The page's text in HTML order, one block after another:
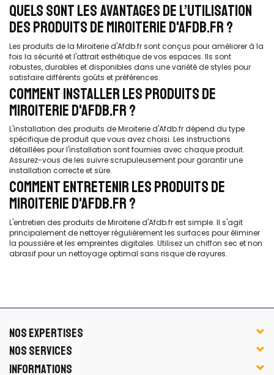
QUELS SONT LES AVANTAGES DE L’UTILISATION
DES PRODUITS DE MIROITERIE D'AFDB.FR ?
Les produits de la Miroiterie d'Afdb.fr sont conçus pour améliorer à la
fois la sécurité et l'attrait esthétique de vos espaces. Ils sont
robustes, durables et disponibles dans une variété de styles pour
satisfaire différents goûts et préférences.
COMMENT INSTALLER LES PRODUITS DE
MIROITERIE D'AFDB.FR ?
L'installation des produits de Miroiterie d'Afdb.fr dépend du type
spécifique de produit que vous avez choisi. Les instructions
détaillées pour l'installation sont fournies avec chaque produit.
Assurez-vous de les suivre scrupuleusement pour garantir une
installation correcte et sûre.
COMMENT ENTRETENIR LES PRODUITS DE
MIROITERIE D'AFDB.FR ?
L'entretien des produits de Miroiterie d'Afdb.fr est simple. Il s'agit
principalement de nettoyer régulièrement les surfaces pour éliminer
la poussière et les empreintes digitales. Utilisez un chiffon sec et non
abrasif pour un nettoyage optimal sans risque de rayures.
NOS EXPERTISES
NOS SERVICES
INFORMATIONS